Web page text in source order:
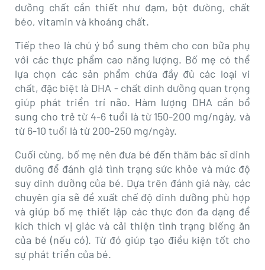
dưỡng chất cần thiết như đạm, bột đường, chất
béo, vitamin và khoáng chất.
Tiếp theo là chú ý bổ sung thêm cho con bữa phụ
với các thực phẩm cao năng lượng. Bố mẹ có thể
lựa chọn các sản phẩm chứa đầy đủ các loại vi
chất, đặc biệt là DHA - chất dinh dưỡng quan trọng
giúp phát triển trí não. Hàm lượng DHA cần bổ
sung cho trẻ từ 4-6 tuổi là từ 150-200 mg/ngày, và
từ 6-10 tuổi là từ 200-250 mg/ngày.
Cuối cùng, bố mẹ nên đưa bé đến thăm bác sĩ dinh
dưỡng để đánh giá tình trạng sức khỏe và mức độ
suy dinh dưỡng của bé. Dựa trên đánh giá này, các
chuyên gia sẽ đề xuất chế độ dinh dưỡng phù hợp
và giúp bố mẹ thiết lập các thực đơn đa dạng để
kích thích vị giác và cải thiện tình trạng biếng ăn
của bé (nếu có). Từ đó giúp tạo điều kiện tốt cho
sự phát triển của bé.